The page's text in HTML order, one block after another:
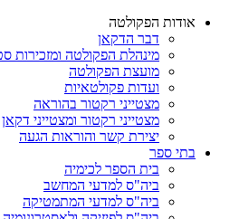
אודות הפקולטה
דבר הדקאן
מינהלת הפקולטה ומזכירות
מועצת הפקולטה
ועדות פקולטאיות
מצטייני רקטור בהוראה
מצטייני רקטור ומצטייני דקאן
יצירת קשר והוראות הגעה
בתי ספר
בית הספר לכימיה
ביה"ס למדעי המחשב
ביה"ס למדעי המתמטיקה